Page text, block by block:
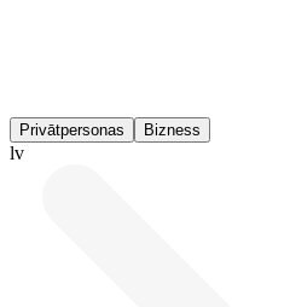
Privātpersonas Bizness
lv